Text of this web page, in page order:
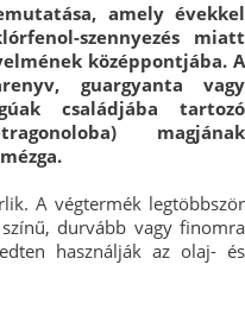
amely évekkel
szennyezés miatt
középpontjába. A
guargyanta vagy
családjába tartozó
magjának
A végtermék legtöbbször
durvább vagy finomra
használják az olaj- és